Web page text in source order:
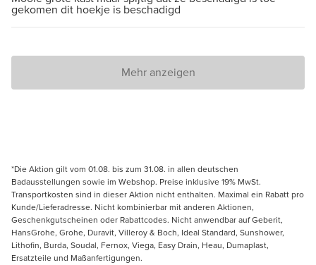
gekomen dit hoekje is beschadigd
Mehr anzeigen
*Die Aktion gilt vom 01.08. bis zum 31.08. in allen deutschen
Badausstellungen sowie im Webshop. Preise inklusive 19% MwSt.
Transportkosten sind in dieser Aktion nicht enthalten. Maximal ein Rabatt pro
Kunde/Lieferadresse. Nicht kombinierbar mit anderen Aktionen,
Geschenkgutscheinen oder Rabattcodes. Nicht anwendbar auf Geberit,
HansGrohe, Grohe, Duravit, Villeroy & Boch, Ideal Standard, Sunshower,
Lithofin, Burda, Soudal, Fernox, Viega, Easy Drain, Heau, Dumaplast,
Ersatzteile und Maßanfertigungen.